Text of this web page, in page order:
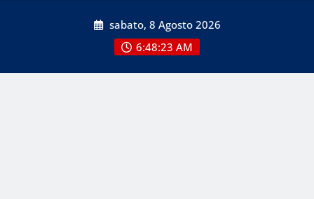
sabato, 8 Agosto 2026
6:48:24 AM